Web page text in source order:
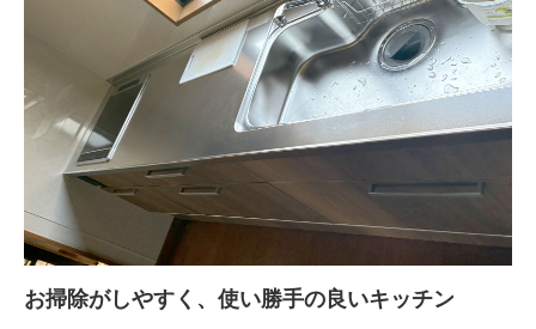
お掃除がしやすく、使い勝手の良いキッチン